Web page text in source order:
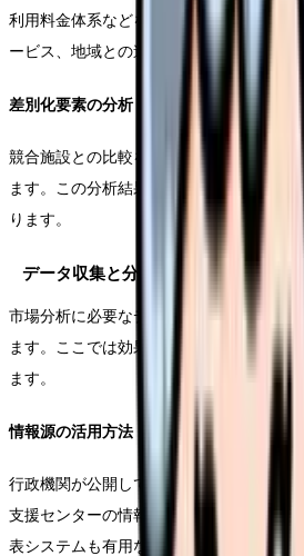
利用料金体系などを確認します。また、
ービス、地域との連携状況なども重要な
差別化要素の分析
競合施設との比較を通じて、自施設の強
ます。この分析結果は、後の営業戦略立
ります。
データ収集と分析手法
市場分析に必要なデータは、様々な情報
ます。ここでは効果的なデータ収集と分
ます。
情報源の活用方法
行政機関が公開している統計データ、介
支援センターの情報などを活用します。
表システムも有用な情報源となります。